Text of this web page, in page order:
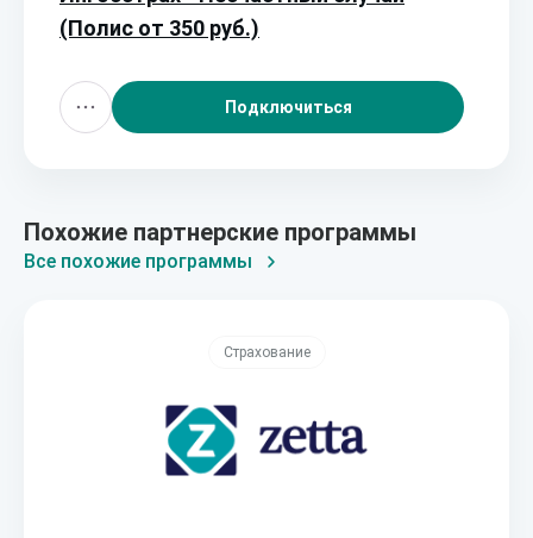
(Полис от 350 руб.)
Подключиться
Похожие партнерские программы
Все похожие программы
Страхование